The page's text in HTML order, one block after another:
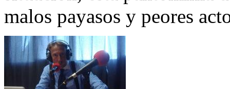
malos payasos y peores